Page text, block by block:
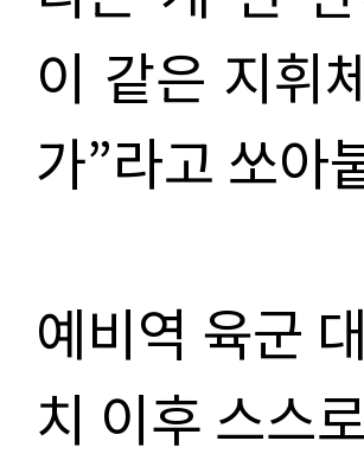
이 같은 지휘
가”라고 쏘아
예비역 육군
치 이후 스스